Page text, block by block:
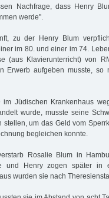
Nachfrage, dass Henry
werde".
zu der Henry Blum
im 80. und einer im 74.
(aus Klavierunterricht) von
Erwerb aufgeben musste, so
Jüdischen Krankenhaus
wurde, musste seine
stellen, um das Geld vom
begleichen konnte.
Rosalie Blum in
und Henry zogen später
wurden sie nach